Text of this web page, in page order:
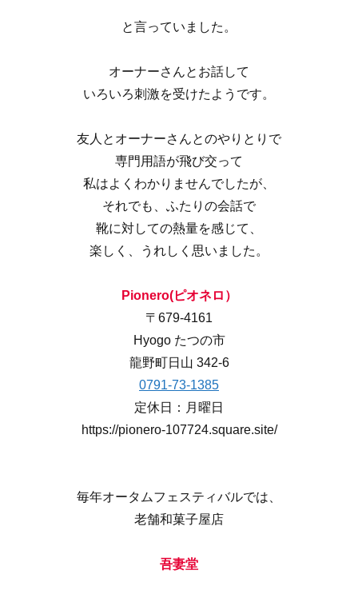
と言っていました。
オーナーさんとお話して
いろいろ刺激を受けたようです。
友人とオーナーさんとのやりとりで
専門用語が飛び交って
私はよくわかりませんでしたが、
それでも、ふたりの会話で
靴に対しての熱量を感じて、
楽しく、うれしく思いました。
Pionero(ピオネロ）
〒679-4161
Hyogo たつの市
龍野町日山 342-6
0791-73-1385
定休日：月曜日
https://pionero-107724.square.site/
毎年オータムフェスティバルでは、
老舗和菓子屋店
吾妻堂